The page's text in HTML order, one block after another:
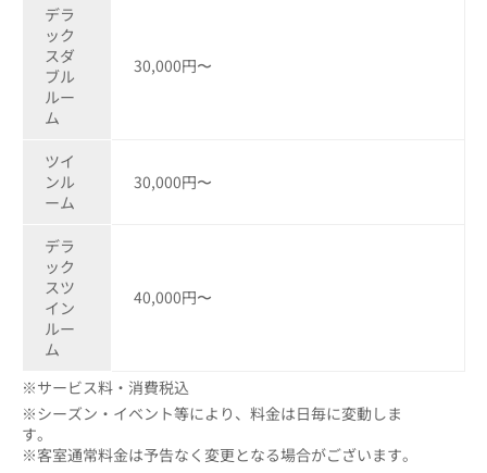
デラ
ック
スダ
ブル
ルー
ム
30,000円〜
ツイ
ンル
ーム
30,000円〜
デラ
ック
スツ
イン
ルー
ム
40,000円〜
※サービス料・消費税込
※シーズン・イベント等により、料金は日毎に変動しま
す
※客室通常料金は予告なく変更となる場合がございます。